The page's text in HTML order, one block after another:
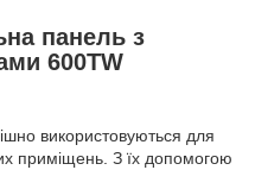
панель з
600ТW
використовуються для
приміщень. З їх допомогою